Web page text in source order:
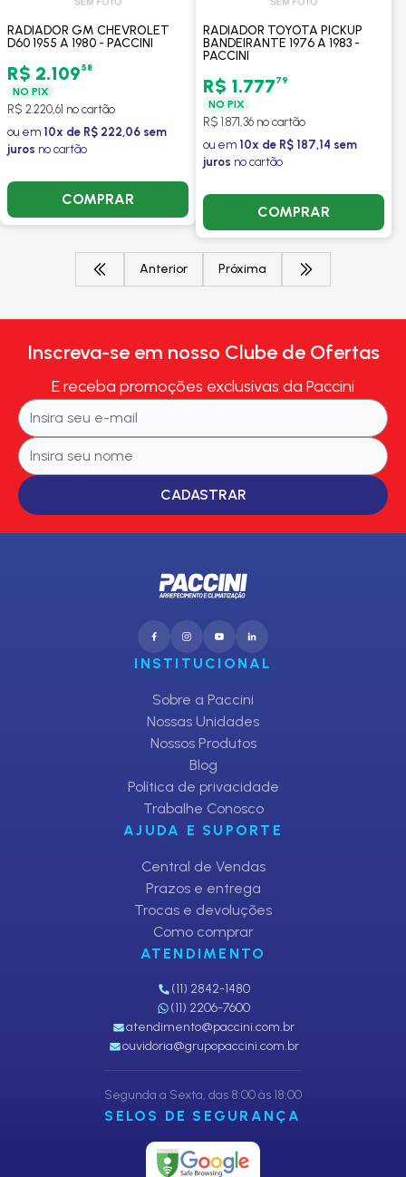
RADIADOR GM CHEVROLET
D60 1955 A 1980 - PACCINI
R$ 2.10958
NO PIX
R$ 2.220,61 no cartão
ou em 10x de R$ 222,06 sem
juros no cartão
COMPRAR
RADIADOR TOYOTA PICKUP
BANDEIRANTE 1976 A 1983 -
PACCINI
R$ 1.77779
NO PIX
R$ 1.871,36 no cartão
ou em 10x de R$ 187,14 sem
juros no cartão
COMPRAR
Anterior Próxima
Inscreva-se em nosso Clube de Ofertas
E receba promoções exclusivas da Paccini
CADASTRAR
INSTITUCIONAL
Sobre a Paccini
Nossas Unidades
Nossos Produtos
Blog
Política de privacidade
Trabalhe Conosco
AJUDA E SUPORTE
Central de Vendas
Prazos e entrega
Trocas e devoluções
Como comprar
ATENDIMENTO
(11) 2842-1480
(11) 2206-7600
atendimento@paccini.com.br
ouvidoria@grupopaccini.com.br
Segunda a Sexta, das 8:00 às 18:00
SELOS DE SEGURANÇA